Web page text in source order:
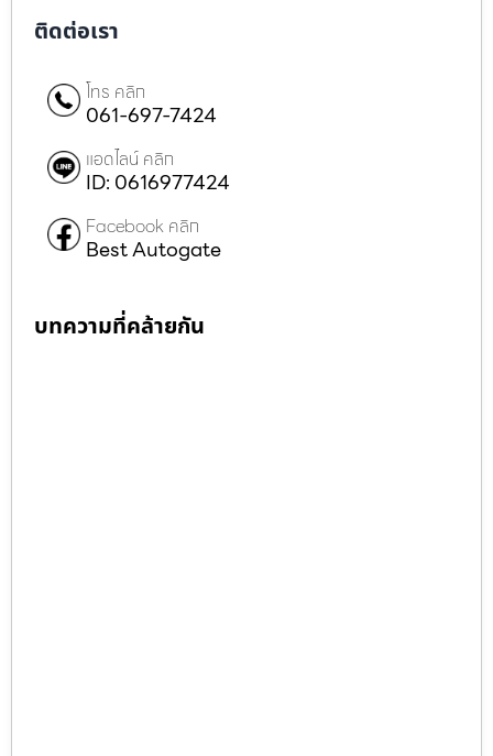
ติดต่อเรา
โทร คลิก
061-697-7424
แอดไลน์ คลิก
ID: 0616977424
Facebook คลิก
Best Autogate
บทความที่คล้ายกัน